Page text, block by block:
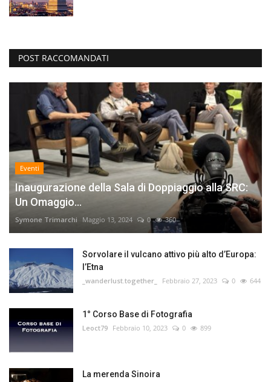
POST RACCOMANDATI
Eventi
Inaugurazione della Sala di Doppiaggio alla SRC:
Un Omaggio...
Symone Trimarchi Maggio 13, 2024 0 360
Sorvolare il vulcano attivo più alto d’Europa:
l’Etna
_wanderlust.together_ Febbraio 27, 2023 0 644
1° Corso Base di Fotografia
Leoct79 Febbraio 10, 2023 0 899
La merenda Sinoira